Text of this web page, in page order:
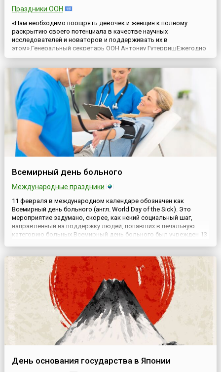
Праздники ООН
«Нам необходимо поощрять девочек и женщин к полному
раскрытию своего потенциала в качестве научных
исследователей и новаторов и поддерживать их в
этом».Генеральный секретарь ООН Антониу ГутерришЕжегодно
11 февраля, начиная с 2016 года, по решению ООН отмечается
International Day of Women and Girls in Science), с целью
отметить, что женщины и...
Всемирный день больного
Международные праздники
11 февраля в международном календаре обозначен как
Всемирный день больного (англ. World Day of the Sick). Это
мероприятие задумано, скорее, как некий социальный шаг,
направленный на поддержку людей, попавших в печальную
категорию больных.Всемирный день больного был учрежден 13
День основания государства в Японии